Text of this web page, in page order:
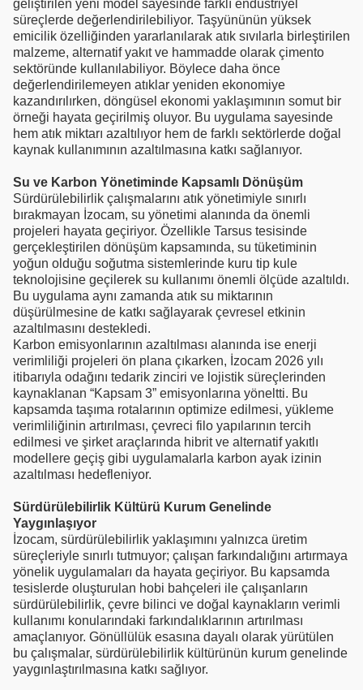
geliştirilen yeni model sayesinde farklı endüstriyel
süreçlerde değerlendirilebiliyor. Taşyününün yüksek
emicilik özelliğinden yararlanılarak atık sıvılarla birleştirilen
malzeme, alternatif yakıt ve hammadde olarak çimento
sektöründe kullanılabiliyor. Böylece daha önce
değerlendirilemeyen atıklar yeniden ekonomiye
kazandırılırken, döngüsel ekonomi yaklaşımının somut bir
örneği hayata geçirilmiş oluyor. Bu uygulama sayesinde
hem atık miktarı azaltılıyor hem de farklı sektörlerde doğal
kaynak kullanımının azaltılmasına katkı sağlanıyor.
Su ve Karbon Yönetiminde Kapsamlı Dönüşüm
Sürdürülebilirlik çalışmalarını atık yönetimiyle sınırlı
bırakmayan İzocam, su yönetimi alanında da önemli
projeleri hayata geçiriyor. Özellikle Tarsus tesisinde
gerçekleştirilen dönüşüm kapsamında, su tüketiminin
yoğun olduğu soğutma sistemlerinde kuru tip kule
teknolojisine geçilerek su kullanımı önemli ölçüde azaltıldı.
Bu uygulama aynı zamanda atık su miktarının
düşürülmesine de katkı sağlayarak çevresel etkinin
azaltılmasını destekledi.
Karbon emisyonlarının azaltılması alanında ise enerji
verimliliği projeleri ön plana çıkarken, İzocam 2026 yılı
itibarıyla odağını tedarik zinciri ve lojistik süreçlerinden
kaynaklanan “Kapsam 3” emisyonlarına yöneltti. Bu
kapsamda taşıma rotalarının optimize edilmesi, yükleme
verimliliğinin artırılması, çevreci filo yapılarının tercih
edilmesi ve şirket araçlarında hibrit ve alternatif yakıtlı
modellere geçiş gibi uygulamalarla karbon ayak izinin
azaltılması hedefleniyor.
Sürdürülebilirlik Kültürü Kurum Genelinde
Yaygınlaşıyor
İzocam, sürdürülebilirlik yaklaşımını yalnızca üretim
süreçleriyle sınırlı tutmuyor; çalışan farkındalığını artırmaya
yönelik uygulamaları da hayata geçiriyor. Bu kapsamda
tesislerde oluşturulan hobi bahçeleri ile çalışanların
sürdürülebilirlik, çevre bilinci ve doğal kaynakların verimli
kullanımı konularındaki farkındalıklarının artırılması
amaçlanıyor. Gönüllülük esasına dayalı olarak yürütülen
bu çalışmalar, sürdürülebilirlik kültürünün kurum genelinde
yaygınlaştırılmasına katkı sağlıyor.